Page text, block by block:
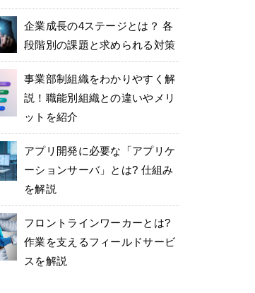
企業成長の4ステージとは？ 各
段階別の課題と求められる対策
事業部制組織をわかりやすく解
説！職能別組織との違いやメリ
ットを紹介
アプリ開発に必要な「アプリケ
ーションサーバ」とは? 仕組み
を解説
フロントラインワーカーとは?
作業を支えるフィールドサービ
スを解説